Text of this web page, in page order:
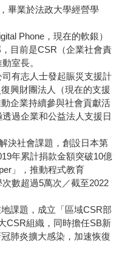
畢業於法政大學經營學
Phone，現在的軟銀）
目前是CSR（企業社會責
室長。
有志人士發起賑災支援計
興財團法人（現在的支援
企業持續參與社會貢獻活
過企業和公益法人支援日
決社會課題，創設日本第
年累計捐款金額突破10億
」，推動程式教育
次數超過5萬次／截至2022
課題，成立「區域CSR部
CSR組織，同時擔任SB新
肺炎擴大感染，加速恢復